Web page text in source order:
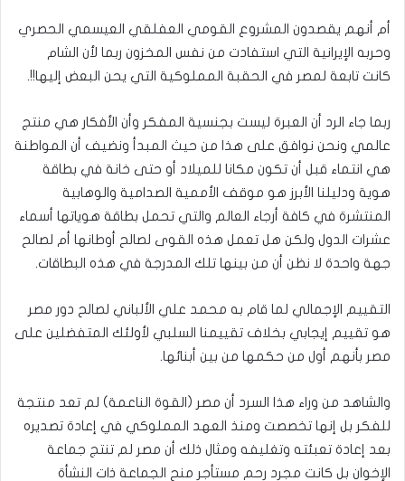
أم أنهم يقصدون المشروع القومي العفلقي العيسمي الحصري
وحربه الإيرانية التي استفادت من نفس المخزون ربما لأن الشام
كانت تابعة لمصر في الحقبة المملوكية التي يحن البعض إليها!!.
ربما جاء الرد أن العبرة ليست بجنسية المفكر وأن الأفكار هي منتج
عالمي ونحن نوافق على هذا من حيث المبدأ ونضيف أن المواطنة
هي انتماء قبل أن تكون مكانا للميلاد أو حتى خانة في بطاقة
هوية ودليلنا الأبرز هو موقف الأممية الصدامية والوهابية
المنتشرة في كافة أرجاء العالم والتي تحمل بطاقة هوياتها أسماء
عشرات الدول ولكن هل تعمل هذه القوى لصالح أوطانها أم لصالح
جهة واحدة لا نظن أن من بينها تلك المدرجة في هذه البطاقات.
التقييم الإجمالي لما قام به محمد علي الألباني لصالح دور مصر
هو تقييم إيجابي بخلاف تقييمنا السلبي لأولئك المتفضلين على
مصر بأنهم أول من حكمها من بين أبنائها.
والشاهد من وراء هذا السرد أن مصر (القوة الناعمة) لم تعد منتجة
للفكر بل إنها تخصصت ومنذ العهد المملوكي في إعادة تصديره
بعد إعادة تعبئته وتغليفه ومثال ذلك أن مصر لم تنتج جماعة
الإخوان بل كانت مجرد رحم مستأجر منح الجماعة ذات النشأة